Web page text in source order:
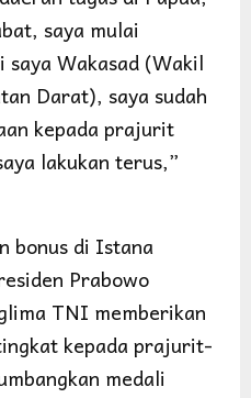
saya mulai
Wakasad (Wakil
Darat), saya sudah
kepada prajurit
lakukan terus,”
bonus di Istana
Prabowo
TNI memberikan
kepada prajurit-
medali